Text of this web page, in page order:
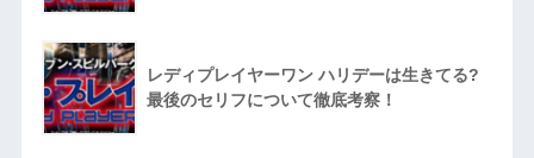
レディプレイヤーワン ハリデーは生きてる?
最後のセリフについて徹底考察！